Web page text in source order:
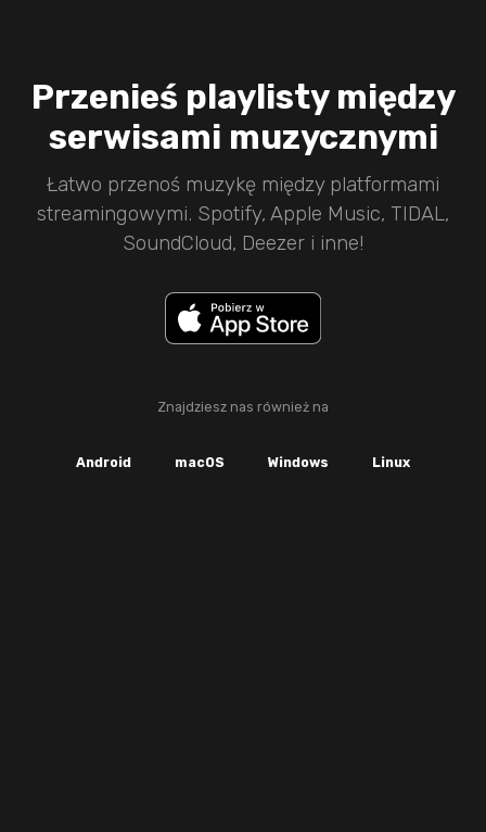
Przenieś playlisty między
serwisami muzycznymi
Łatwo przenoś muzykę między platformami
streamingowymi. Spotify, Apple Music, TIDAL,
SoundCloud, Deezer i inne!
Znajdziesz nas również na
Android macOS Windows Linux